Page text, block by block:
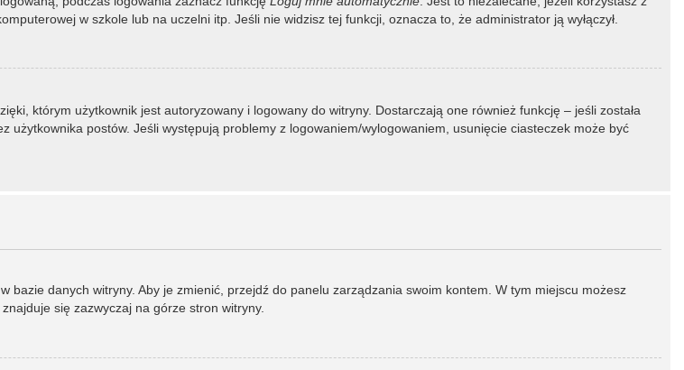
w szkole lub na uczelni itp. Jeśli nie widzisz tej funkcji, oznacza to, że administrator ją wyłączył.
którym użytkownik jest autoryzowany i logowany do witryny. Dostarczają one również funkcję – jeśli została
postów. Jeśli występują problemy z logowaniem/wylogowaniem, usunięcie ciasteczek może być
danych witryny. Aby je zmienić, przejdź do panelu zarządzania swoim kontem. W tym miejscu możesz
się zazwyczaj na górze stron witryny.